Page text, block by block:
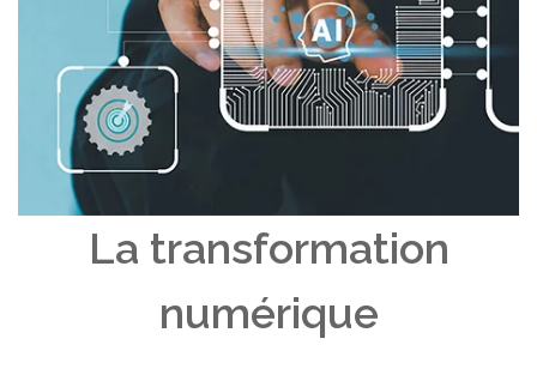
La transformation
numérique